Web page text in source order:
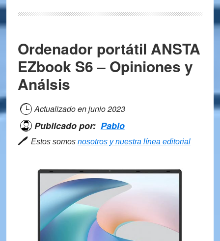
Ordenador portátil ANSTA
EZbook S6 – Opiniones y
Análsis
Actualizado enjunio 2023
Publicado por: Pablo
🖊 Estos somos nosotros y nuestra línea editorial